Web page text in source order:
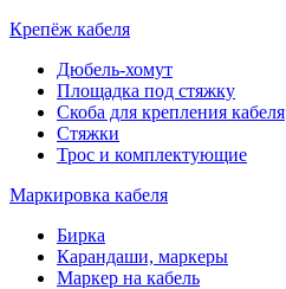
Крепёж кабеля
Дюбель-хомут
Площадка под стяжку
Скоба для крепления кабеля
Стяжки
Трос и комплектующие
Маркировка кабеля
Бирка
Карандаши, маркеры
Маркер на кабель